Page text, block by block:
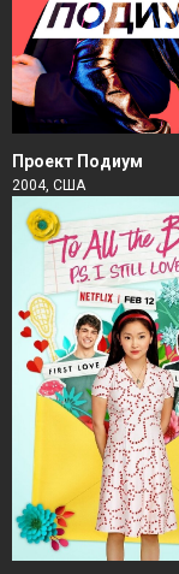
Проект Подиум
2004, США